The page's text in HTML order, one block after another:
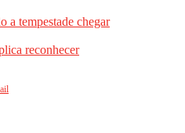
a tempestade chegar
reconhecer